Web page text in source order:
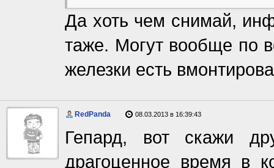
Да хоть чем снимай,
таже. Могут вообще по
железки есть
RedPanda 08.03.2013 в 16:39:43
Гепард, вот скажи
драгоценное время в